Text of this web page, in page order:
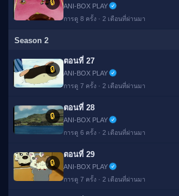
🔒
ANI-BOX PLAY
การดู 8 ครั้ง · 2 เดือนที่ผ่านมา
Season 2
🔒
ตอนที่ 27
ANI-BOX PLAY
การดู 7 ครั้ง · 2 เดือนที่ผ่านมา
🔒
ตอนที่ 28
ANI-BOX PLAY
การดู 6 ครั้ง · 2 เดือนที่ผ่านมา
🔒
ตอนที่ 29
ANI-BOX PLAY
การดู 7 ครั้ง · 2 เดือนที่ผ่านมา